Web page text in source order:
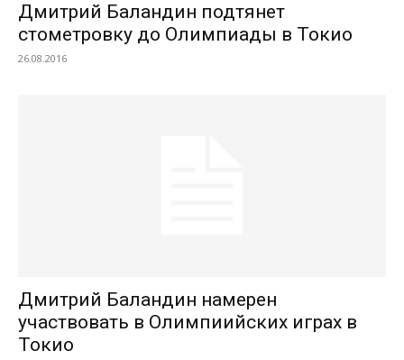
Дмитрий Баландин подтянет
стометровку до Олимпиады в Токио
26.08.2016
Дмитрий Баландин намерен
участвовать в Олимпиийских играх в
Токио